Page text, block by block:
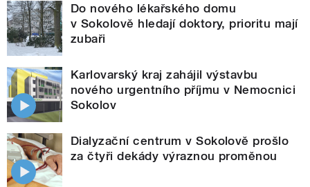
Do nového lékařského domu
v Sokolově hledají doktory, prioritu mají
zubaři
Karlovarský kraj zahájil výstavbu
nového urgentního příjmu v Nemocnici
Sokolov
Dialyzační centrum v Sokolově prošlo
za čtyři dekády výraznou proměnou